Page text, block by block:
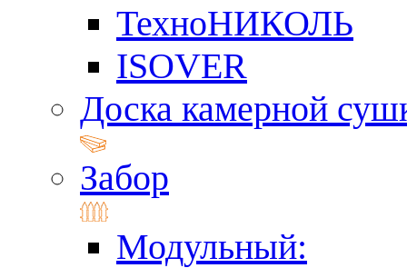
ТехноНИКОЛЬ
ISOVER
Доска камерной
Забор
Модульный: